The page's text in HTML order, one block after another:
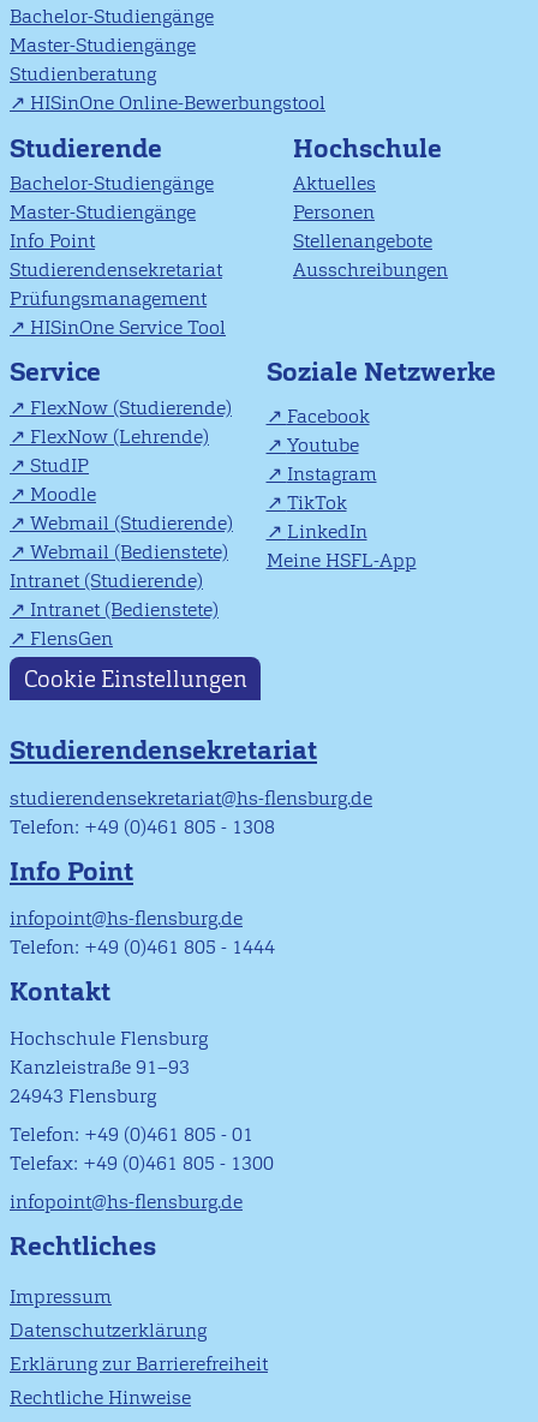
Bachelor-Studiengänge
Master-Studiengänge
Studienberatung
HISinOne Online-Bewerbungstool
Studierende
Bachelor-Studiengänge
Master-Studiengänge
Info Point
Studierendensekretariat
Prüfungsmanagement
HISinOne Service Tool
Hochschule
Aktuelles
Personen
Stellenangebote
Ausschreibungen
Service
FlexNow (Studierende)
FlexNow (Lehrende)
StudIP
Moodle
Webmail (Studierende)
Webmail (Bedienstete)
Intranet (Studierende)
Intranet (Bedienstete)
FlensGen
Soziale Netzwerke
Facebook
Youtube
Instagram
TikTok
LinkedIn
Meine HSFL-App
Cookie Einstellungen
Studierendensekretariat
studierendensekretariat@hs-flensburg.de
Telefon: +49 (0)461 805 - 1308
Info Point
infopoint@hs-flensburg.de
Telefon: +49 (0)461 805 - 1444
Kontakt
Hochschule Flensburg
Kanzleistraße 91–93
24943 Flensburg
Telefon: +49 (0)461 805 - 01
Telefax: +49 (0)461 805 - 1300
infopoint@hs-flensburg.de
Rechtliches
Impressum
Datenschutzerklärung
Erklärung zur Barrierefreiheit
Rechtliche Hinweise